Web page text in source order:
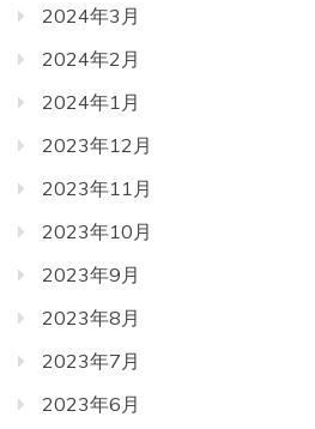
2024年3月
2024年2月
2024年1月
2023年12月
2023年11月
2023年10月
2023年9月
2023年8月
2023年7月
2023年6月